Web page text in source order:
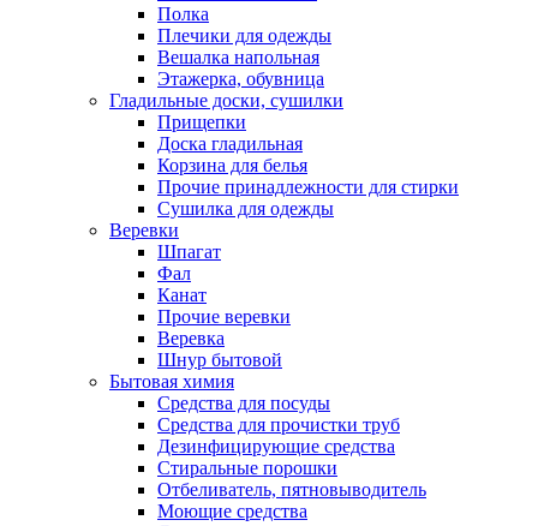
Полка
Плечики для одежды
Вешалка напольная
Этажерка, обувница
Гладильные доски, сушилки
Прищепки
Доска гладильная
Корзина для белья
Прочие принадлежности для стирки
Сушилка для одежды
Веревки
Шпагат
Фал
Канат
Прочие веревки
Веревка
Шнур бытовой
Бытовая химия
Средства для посуды
Средства для прочистки труб
Дезинфицирующие средства
Стиральные порошки
Отбеливатель, пятновыводитель
Моющие средства